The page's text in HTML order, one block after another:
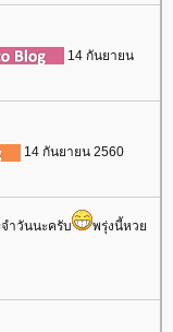
14 กันยายน
14 กันยายน 2560
ำวันนะครับ
พรุ่งนี้หว